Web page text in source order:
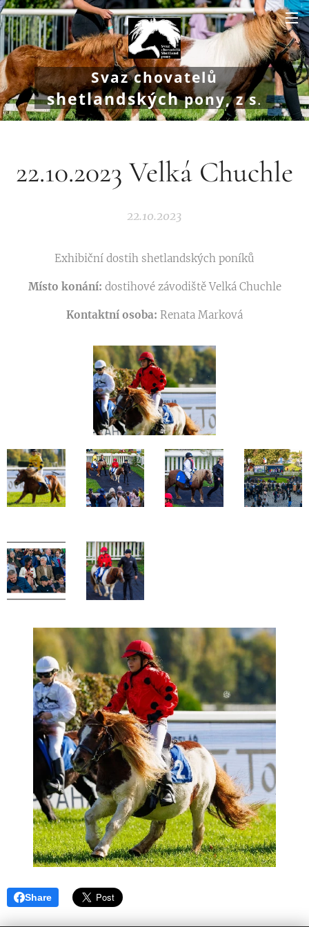
Svaz chovatelů
shetlandskýchpony, z s.
22.10.2023 Velká Chuchle
22.10.2023
Exhibiční dostih shetlandských poníků
Místo konání: dostihové závodiště Velká Chuchle
Kontaktní osoba: Renata Marková
Share